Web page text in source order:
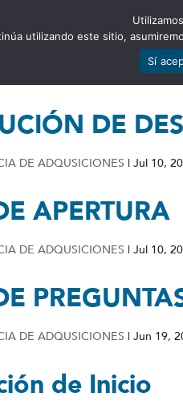
DE
DE ADQUSICIONES | Jul 10,
APERTURA
DE ADQUSICIONES | Jul 10,
DE ADQUSICIONES | Jun 19,
de Inicio
utilizando este sitio,
Sí